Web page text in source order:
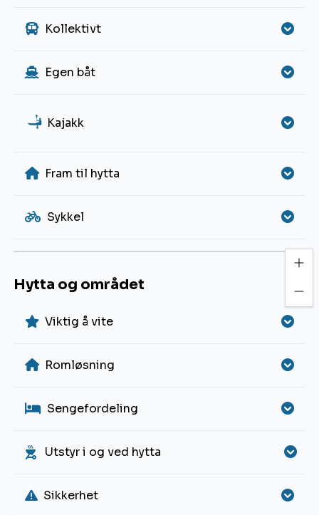
Kollektivt
Egen båt
a Kajakk
Fram til hytta
Sykkel
Hytta og området
Viktig å vite
Romløsning
Sengefordeling
Utstyr i og ved hytta
Sikkerhet